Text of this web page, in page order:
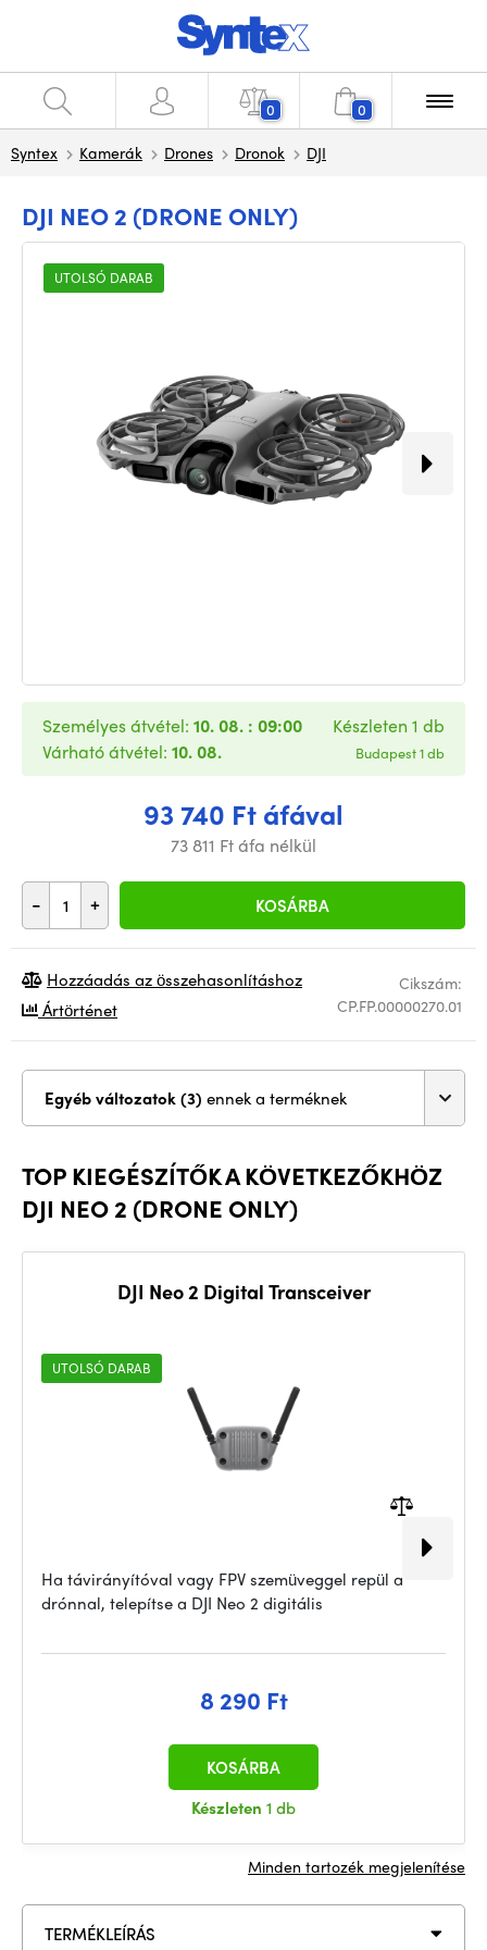
0 0
Syntex Kamerák Drones Dronok DJI
DJI NEO 2 (DRONE ONLY)
UTOLSÓ DARAB
93 740 Ft áfával
73 811 Ft áfa nélkül
- + KOSÁRBA
Személyes átvétel: 10. 08. : 09:00
Várható átvétel: 10. 08.
Készleten 1 db
Budapest 1 db
Cikszám:
CP.FP.00000270.01
Hozzáadás az összehasonlításhoz
Ártörténet
Egyéb változatok (3) ennek a terméknek
TOP KIEGÉSZÍTŐK A KÖVETKEZŐKHÖZ
DJI NEO 2 (DRONE ONLY)
DJI Neo 2 Digital Transceiver
UTOLSÓ DARAB
Ha távirányítóval vagy FPV szemüveggel repül a
drónnal, telepítse a DJI Neo 2 digitális
8 290 Ft
Készleten 1 db
KOSÁRBA
Minden tartozék megjelenítése
TERMÉKLEÍRÁS